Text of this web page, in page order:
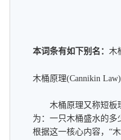
本词条有如下别名： 木
木桶原理(Cannikin Law)
木桶原理又称短板理
为：一只木桶盛水的
根据这一核心内容，“